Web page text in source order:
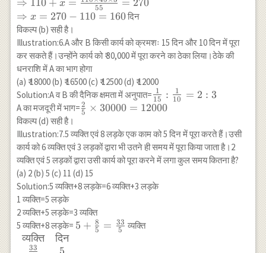
\downarrow &
\uparrow &
\downarrow \\
110+x & 55 &
\frac{3}{4}
\end{array} \\
(110: 110+x:: 55:
45):: \frac{1}{4}:
\frac{3}{4} \\
\Rightarrow 110
\times 45:
(110+x) \times
55:: \frac{1}{4}:
\frac{3}{4} \\
\Rightarrow 110
\times 45 \times
\frac{3}{4}=
(110+x) \times
55 \times
\frac{1}{4} \\
⇒ 110 + x = 55 = 270
⇒ x = 270 − 110 = 160दिन
विकल्प (b) सही है।
Illustration:6.A और B किसी कार्य को क्रमशः 15 दिन और 10 दिन में पूरा
कर सकते हैं।उन्होंने कार्य को ₹ 30,000 में पूरा करने का ठेका लिया।ठेके की
धनराशि में A का भाग होगा
(a) ₹ 18000 (b) ₹ 16500 (c) ₹ 12500 (d) ₹ 12000
Solution:A व B की दैनिक क्षमता में अनुपात=\frac{1}
{15}:
{10}=2:
3
15
1 : 10
1 = 2 : 3
A का मजदूरी में भाग=\frac{2}{5}
30000=12000
5
2 × 30000 = 12000
विकल्प (d) सही है।
Illustration:7.5 व्यक्ति एवं 8 लड़के एक काम को 5 दिन में पूरा करते हैं।उसी
कार्य को 6 व्यक्ति एवं 3 लड़कों द्वारा भी उतने ही समय में पूरा किया जाता है।2
व्यक्ति एवं 5 लड़कों द्वारा उसी कार्य को पूरा करने में लगा कुल समय कितना है?
(a) 2 (b) 5 (c) 11 (d) 15
Solution:5 व्यक्ति+8 लड़के=6 व्यक्ति+3 लड़के
1 व्यक्ति=5 लड़के
2 व्यक्ति+5 लड़के=3 व्यक्ति
5 व्यक्ति+8 लड़के= 5+\frac{8}
5 + 5
8 = 5
33 व्यक्ति
\begin{array}
व्यक्ति
33
दिन